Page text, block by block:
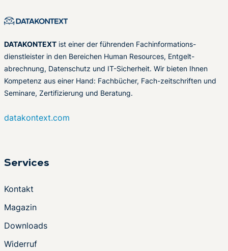
DATAKONTEXT ist einer der führenden Fachinformations-
dienstleister in den Bereichen Human Resources, Entgelt-
abrechnung, Datenschutz und IT-Sicherheit. Wir bieten Ihnen
Kompetenz aus einer Hand: Fachbücher, Fach-zeitschriften und
Seminare, Zertifizierung und Beratung.
datakontext.com
Services
Kontakt
Magazin
Downloads
Widerruf